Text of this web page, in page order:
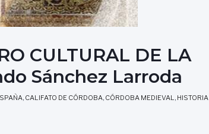
CULTURAL DE LA
Sánchez Larroda
, CALIFATO DE CÓRDOBA, CÓRDOBA MEDIEVAL, HISTORIA